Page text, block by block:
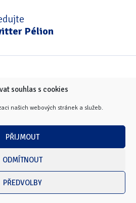
souhlas s cookies
našich webových stránek a služeb.
PŘIJMOUT
ODMÍTNOUT
PŘEDVOLBY
Pélion